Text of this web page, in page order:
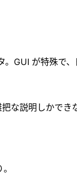
。GUI が特殊で
な説明しかでき